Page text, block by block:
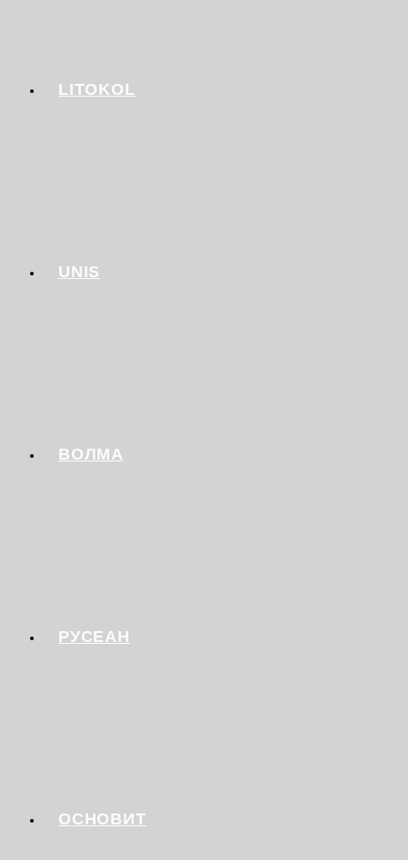
LITOKOL
UNIS
ВОЛМА
РУСЕАН
ОСНОВИТ